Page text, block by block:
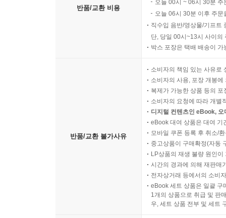
반품/교환 비용
오늘 00시 ~ 06시 30분
오늘 06시 30분 이후 주
직수입 음반/영상물/기프트
단, 당일 00시~13시 사이의
박스 포장은 택배 배송이
반품/교환 불가사유
소비자의 책임 있는 사유로
소비자의 사용, 포장 개봉
복제가 가능한 상품 등의
소비자의 요청에 따라 개별
디지털 컨텐츠인 eBook,
eBook 대여 상품은 대여 기
모바일 쿠폰 등록 후 취소/
중고상품이 구매확정(자동
LP상품의 재생 불량 원인
시간의 경과에 의해 재판매
전자상거래 등에서의 소비
eBook 세트 상품은 일괄 구
1개의 상품으로 취급 및 판
우, 세트 상품 전부 및 세트